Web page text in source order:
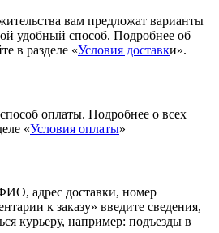
вам предложат варианты
удобный способ. Подробнее об
в разделе «Условия доставки».
оплаты. Подробнее о всех
«Условия оплаты»
адрес доставки, номер
к заказу» введите сведения,
курьеру, например: подъезды в